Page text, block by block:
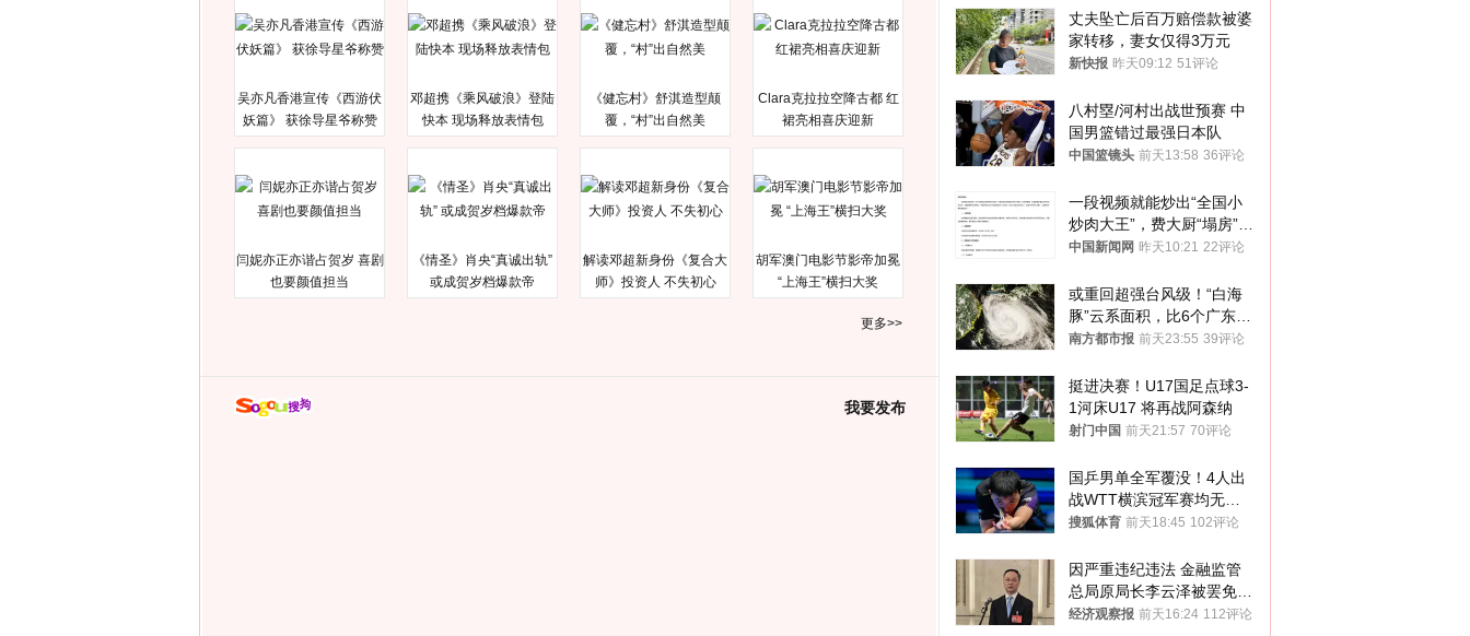
吴亦凡香港宣传《西游伏
妖篇》 获徐导星爷称赞
邓超携《乘风破浪》登陆
快本 现场释放表情包
《健忘村》舒淇造型颠
覆，“村”出自然美
Clara克拉拉空降古都 红
裙亮相喜庆迎新
闫妮亦正亦谐占贺岁 喜剧
也要颜值担当
《情圣》肖央“真诚出轨”
或成贺岁档爆款帝
解读邓超新身份《复合大
师》投资人 不失初心
胡军澳门电影节影帝加冕
“上海王”横扫大奖
更多>>
我要发布
丈夫坠亡后百万赔偿款被婆
家转移，妻女仅得3万元
新快报 昨天09:12 51评论
八村塁/河村出战世预赛 中
国男篮错过最强日本队
中国篮镜头 前天13:58 36评论
一段视频就能炒出“全国小
炒肉大王”，费大厨“塌房”了
吗？
中国新闻网 昨天10:21 22评论
或重回超强台风级！“白海
豚”云系面积，比6个广东还
大！深圳官方：注意这件事
南方都市报 前天23:55 39评论
挺进决赛！U17国足点球3-
1河床U17 将再战阿森纳
射门中国 前天21:57 70评论
国乒男单全军覆没！4人出
战WTT横滨冠军赛均无缘
八强
搜狐体育 前天18:45 102评论
因严重违纪违法 金融监管
总局原局长李云泽被罢免全
国人大代表
经济观察报 前天16:24 112评论